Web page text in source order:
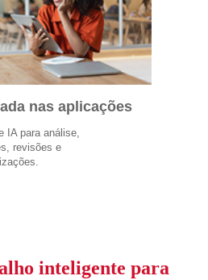
nas aplicações
IA para análise,
revisões e
inteligente para